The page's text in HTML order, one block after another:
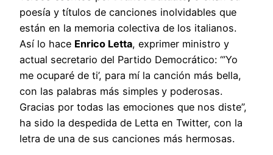
poesía y títulos de canciones inolvidables que
están en la memoria colectiva de los italianos.
Así lo hace Enrico Letta, exprimer ministro y
actual secretario del Partido Democrático: “’Yo
me ocuparé de ti’, para mí la canción más bella,
con las palabras más simples y poderosas.
Gracias por todas las emociones que nos diste”,
ha sido la despedida de Letta en Twitter, con la
letra de una de sus canciones más hermosas.